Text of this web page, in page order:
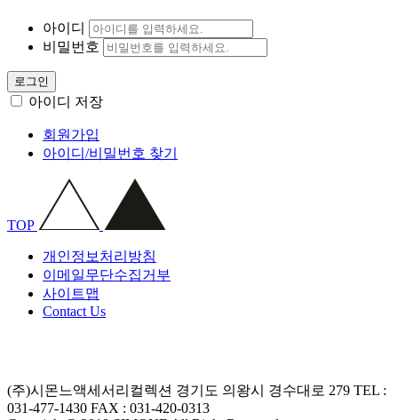
아이디
비밀번호
로그인
아이디 저장
회원가입
아이디/비밀번호 찾기
TOP
개인정보처리방침
이메일무단수집거부
사이트맵
Contact Us
(주)시몬느액세서리컬렉션 경기도 의왕시 경수대로 279 TEL :
031-477-1430 FAX : 031-420-0313